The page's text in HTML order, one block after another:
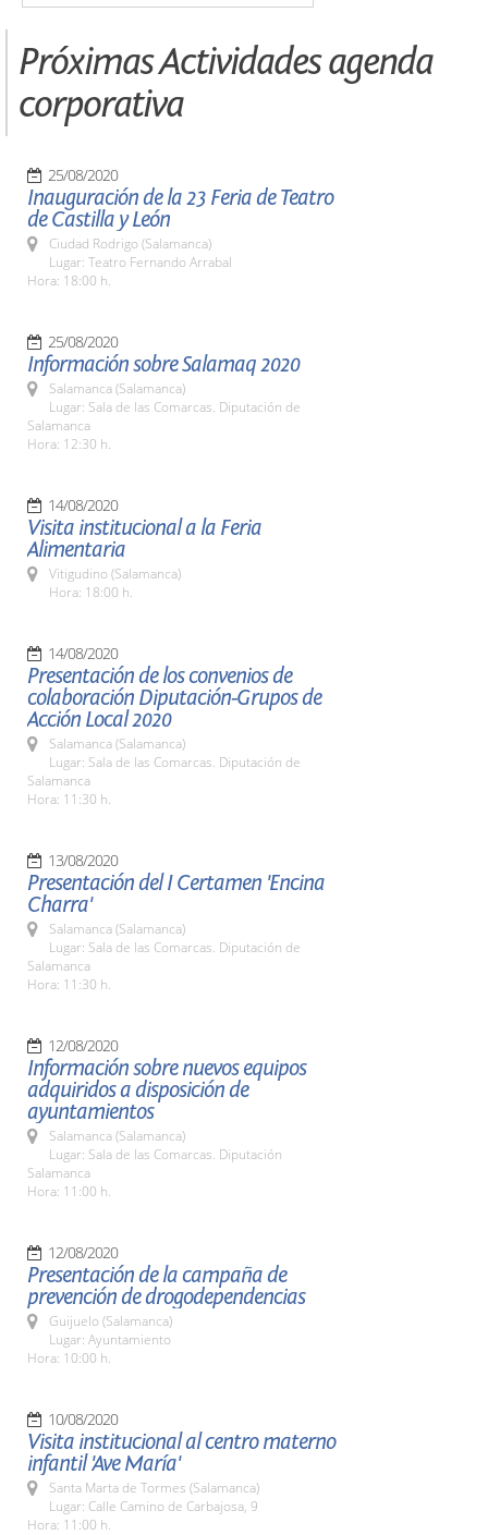
Próximas Actividades agenda
corporativa
25/08/2020
Inauguración de la 23 Feria de Teatro
de Castilla y León
Ciudad Rodrigo (Salamanca)
Lugar: Teatro Fernando Arrabal
Hora: 18:00 h.
25/08/2020
Información sobre Salamaq 2020
Salamanca (Salamanca)
Lugar: Sala de las Comarcas. Diputación de
Salamanca
Hora: 12:30 h.
14/08/2020
Visita institucional a la Feria
Alimentaria
Vitigudino (Salamanca)
Hora: 18:00 h.
14/08/2020
Presentación de los convenios de
colaboración Diputación-Grupos de
Acción Local 2020
Salamanca (Salamanca)
Lugar: Sala de las Comarcas. Diputación de
Salamanca
Hora: 11:30 h.
13/08/2020
Presentación del I Certamen 'Encina
Charra'
Salamanca (Salamanca)
Lugar: Sala de las Comarcas. Diputación de
Salamanca
Hora: 11:30 h.
12/08/2020
Información sobre nuevos equipos
adquiridos a disposición de
ayuntamientos
Salamanca (Salamanca)
Lugar: Sala de las Comarcas. Diputación
Salamanca
Hora: 11:00 h.
12/08/2020
Presentación de la campaña de
prevención de drogodependencias
Guijuelo (Salamanca)
Lugar: Ayuntamiento
Hora: 10:00 h.
10/08/2020
Visita institucional al centro materno
infantil 'Ave María'
Santa Marta de Tormes (Salamanca)
Lugar: Calle Camino de Carbajosa, 9
Hora: 11:00 h.